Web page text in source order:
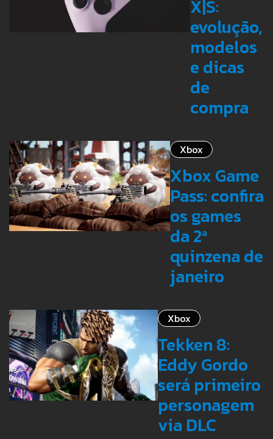
X|S:
evolução,
modelos
e dicas
de
compra
Xbox
Xbox Game
Pass: confira
os games
da 2ª
quinzena de
janeiro
Xbox
Tekken 8:
Eddy Gordo
será primeiro
personagem
via DLC